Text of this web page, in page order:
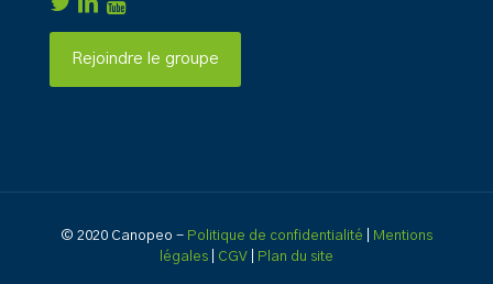
Rejoindre le groupe
© 2020 Canopeo - Politique de confidentialité
Mentions
légales
CGV Plan du site